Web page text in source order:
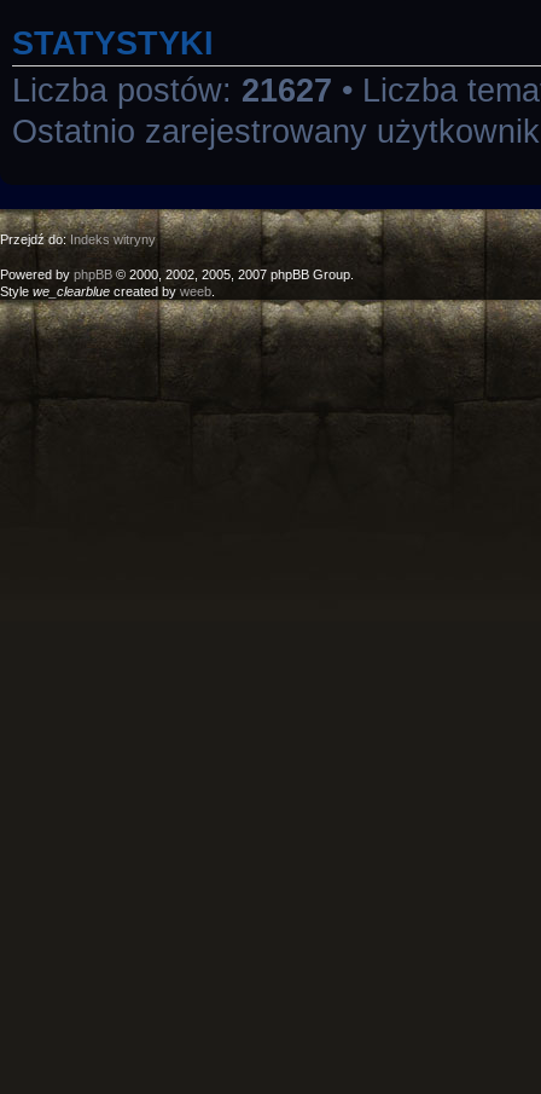
STATYSTYKI
Liczba postów: 21627 • Liczba
Ostatnio zarejestrowany
Przejdź do:Indeks witryny
Powered by phpBB © 2000, 2002, 2005, 2007 phpBB Group.
Style we_clearblue created by weeb